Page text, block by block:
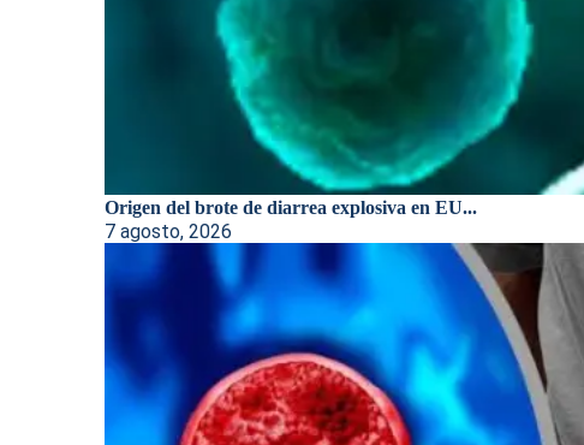
Origen del brote de diarrea explosiva en EU...
7 agosto, 2026